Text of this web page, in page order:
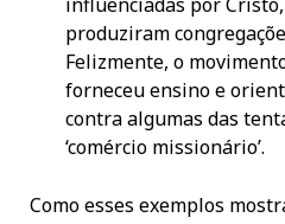
produziram
Felizmente, o
forneceu ensino e
contra algumas das
‘comércio missionário’.
Como esses exemplos